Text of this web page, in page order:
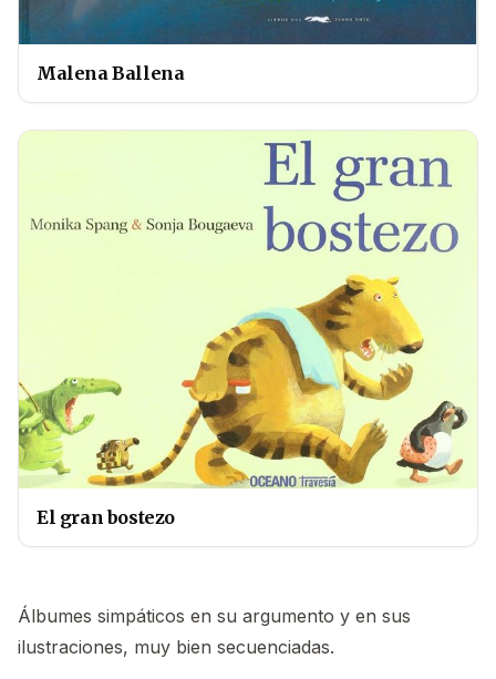
Malena Ballena
El gran bostezo
Álbumes simpáticos en su argumento y en sus
ilustraciones, muy bien secuenciadas.